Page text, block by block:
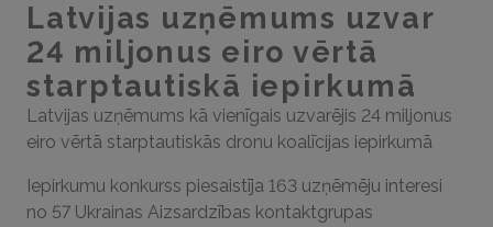
Latvijas uzņēmums uzvar
24 miljonus eiro vērtā
starptautiskā iepirkumā
Latvijas uzņēmums kā vienīgais uzvarējis 24 miljonus
eiro vērtā starptautiskās dronu koalīcijas iepirkumā
Iepirkumu konkurss piesaistīja 163 uzņēmēju interesi
no 57 Ukrainas Aizsardzības kontaktgrupas